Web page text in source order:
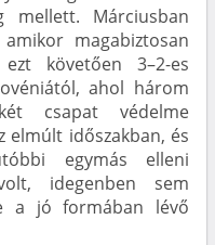
mellett. Márciusban
magabiztosan
követően 3–2-es
ahol három
csapat védelme
elmúlt időszakban, és
egymás elleni
idegenben sem
a jó formában lévő